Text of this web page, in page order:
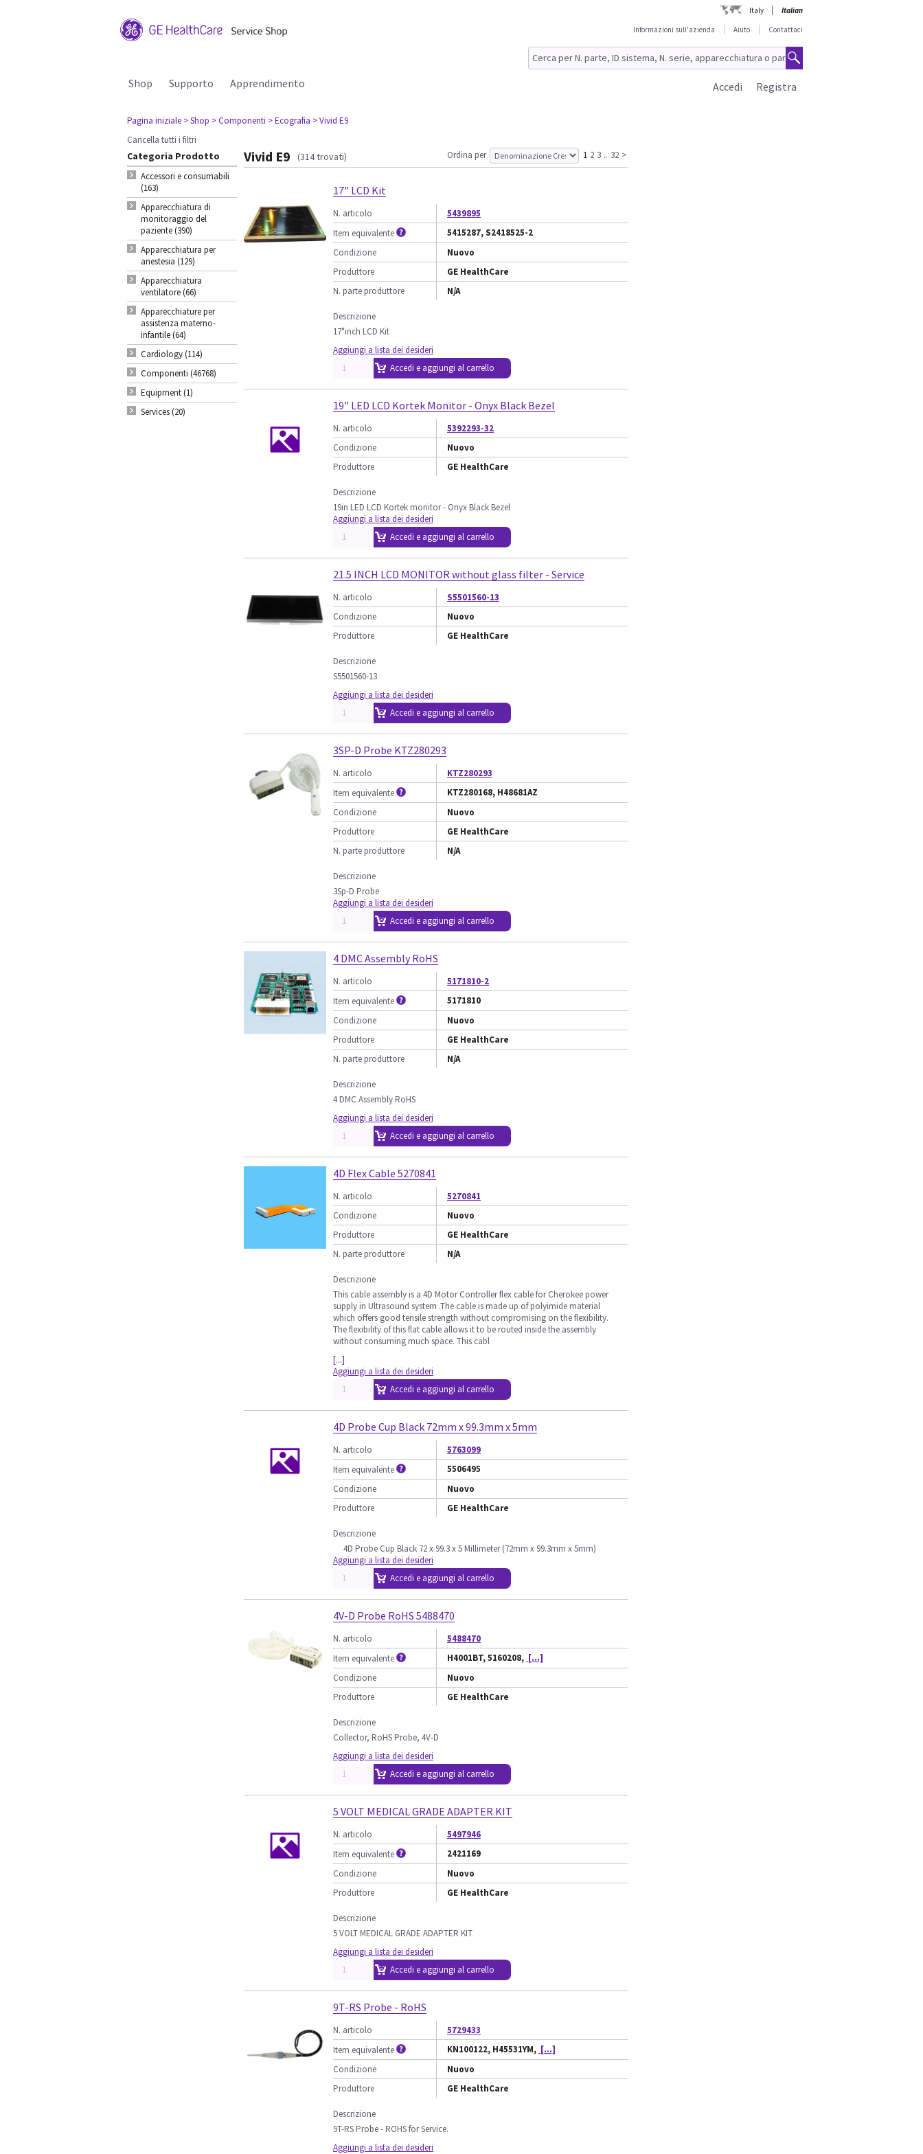
Italy
Italian
Informazioni sull'azienda
Aiuto Contattaci
Shop Supporto Apprendimento Registra
Accedi
Pagina iniziale > Shop > Componenti > Ecografia > Vivid E9
Cancella tutti i filtri
Categoria Prodotto
Accessori e consumabili
(163)
Apparecchiatura di
monitoraggio del
paziente (390)
Apparecchiatura per
anestesia (129)
Apparecchiatura
ventilatore (66)
Apparecchiature per
assistenza materno-
infantile (64)
Cardiology (114)
Componenti (46768)
Equipment (1)
Services (20)
Vivid E9 (314 trovati) Ordina per 1 2 3 .. 32 >
17" LCD Kit
N. articolo
5439895
Item equivalente
5415287, S2418525-2
Condizione
Nuovo
Produttore
GE HealthCare
N. parte produttore
N/A
Descrizione
17"inch LCD Kit
Aggiungi a lista dei desideri
Accedi e aggiungi al carrello
19" LED LCD Kortek Monitor - Onyx Black Bezel
N. articolo
5392293-32
Condizione
Nuovo
Produttore
GE HealthCare
Descrizione
19in LED LCD Kortek monitor - Onyx Black Bezel
Aggiungi a lista dei desideri
Accedi e aggiungi al carrello
21.5 INCH LCD MONITOR without glass filter - Service
N. articolo
S5501560-13
Condizione
Nuovo
Produttore
GE HealthCare
Descrizione
S5501560-13
Aggiungi a lista dei desideri
Accedi e aggiungi al carrello
3SP-D Probe KTZ280293
N. articolo
KTZ280293
Item equivalente
KTZ280168, H48681AZ
Condizione
Nuovo
Produttore
GE HealthCare
N. parte produttore
N/A
Descrizione
3Sp-D Probe
Aggiungi a lista dei desideri
Accedi e aggiungi al carrello
4 DMC Assembly RoHS
N. articolo
5171810-2
Item equivalente
5171810
Condizione
Nuovo
Produttore
GE HealthCare
N. parte produttore
N/A
Descrizione
4 DMC Assembly RoHS
Aggiungi a lista dei desideri
Accedi e aggiungi al carrello
4D Flex Cable 5270841
N. articolo
5270841
Condizione
Nuovo
Produttore
GE HealthCare
N. parte produttore
N/A
Descrizione
This cable assembly is a 4D Motor Controller flex cable for Cherokee power
supply in Ultrasound system .The cable is made up of polyimide material
which offers good tensile strength without compromising on the flexibility.
The flexibility of this flat cable allows it to be routed inside the assembly
without consuming much space. This cabl
[...]
Aggiungi a lista dei desideri
Accedi e aggiungi al carrello
4D Probe Cup Black 72mm x 99.3mm x 5mm
N. articolo
5763099
Item equivalente
5506495
Condizione
Nuovo
Produttore
GE HealthCare
Descrizione
4D Probe Cup Black 72 x 99.3 x 5 Millimeter (72mm x 99.3mm x 5mm)
Aggiungi a lista dei desideri
Accedi e aggiungi al carrello
4V-D Probe RoHS 5488470
N. articolo
5488470
Item equivalente
H4001BT, 5160208, [...]
Condizione
Nuovo
Produttore
GE HealthCare
Descrizione
Collector, RoHS Probe, 4V-D
Aggiungi a lista dei desideri
Accedi e aggiungi al carrello
5 VOLT MEDICAL GRADE ADAPTER KIT
N. articolo
5497946
Item equivalente
2421169
Condizione
Nuovo
Produttore
GE HealthCare
Descrizione
5 VOLT MEDICAL GRADE ADAPTER KIT
Aggiungi a lista dei desideri
Accedi e aggiungi al carrello
9T-RS Probe - RoHS
N. articolo
5729433
Item equivalente
KN100122, H45531YM, [...]
Condizione
Nuovo
Produttore
GE HealthCare
Descrizione
9T-RS Probe - ROHS for Service.
Aggiungi a lista dei desideri